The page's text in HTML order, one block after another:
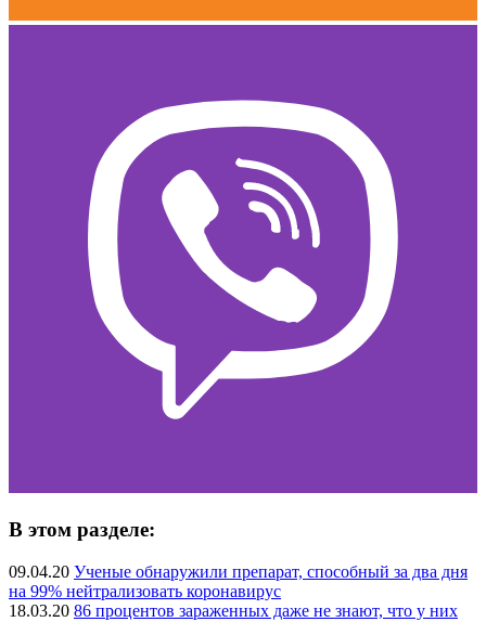
В этом разделе:
09.04.20 Ученые обнаружили препарат, способный за два дня
на 99% нейтрализовать коронавирус
18.03.20 86 процентов зараженных даже не знают, что у них